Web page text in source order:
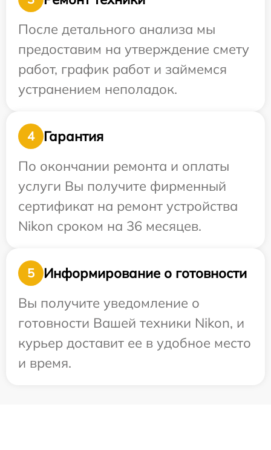
После детального анализа мы
предоставим на утверждение смету
работ, график работ и займемся
устранением неполадок.
4
Гарантия
По окончании ремонта и оплаты
услуги Вы получите фирменный
сертификат на ремонт устройства
Nikon сроком на 36 месяцев.
5
Информирование о готовности
Вы получите уведомление о
готовности Вашей техники Nikon, и
курьер доставит ее в удобное место
и время.